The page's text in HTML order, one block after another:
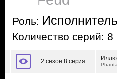
Роль:
Количество серий: 8
2 сезон 8 серия